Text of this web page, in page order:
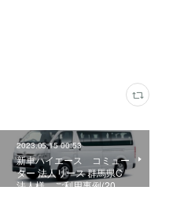
2023.05.15 00:53
新車ハイエース コミュー
ター 法人リース 群馬県C
法人様、ご利用事例(20…